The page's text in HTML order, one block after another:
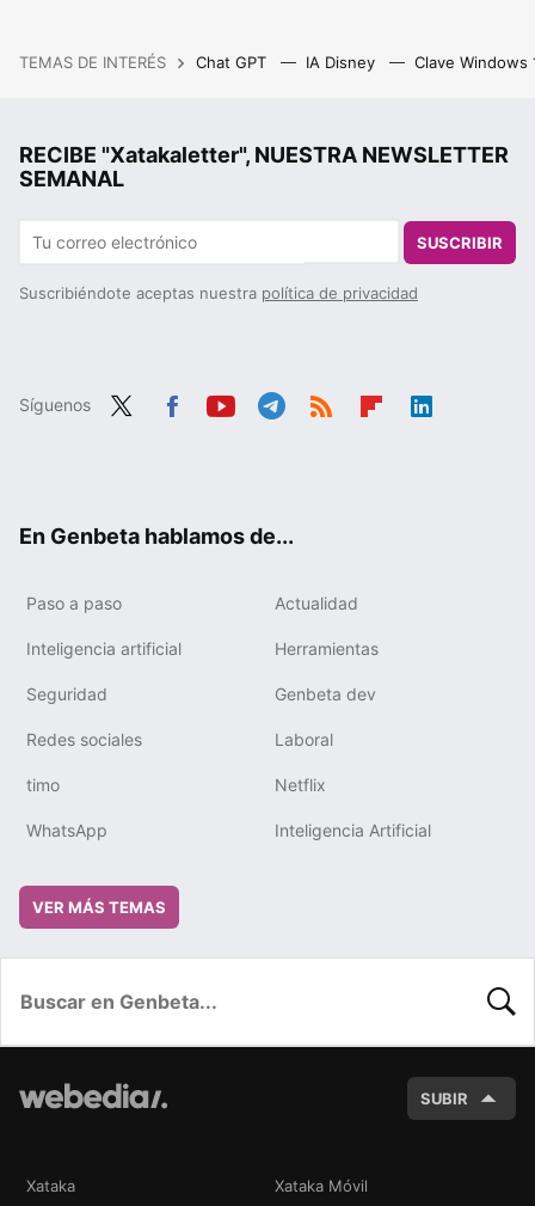
TEMAS DE INTERÉS Chat GPT IA Disney Clave Windows
RECIBE "Xatakaletter", NUESTRA NEWSLETTER
SEMANAL
SUSCRIBIR
Suscribiéndote aceptas nuestra política de privacidad
Síguenos
En Genbeta hablamos de...
Paso a paso Actualidad
Inteligencia artificial Herramientas
Seguridad Genbeta dev
Redes sociales Laboral
timo Netflix
WhatsApp Inteligencia Artificial
VER MÁS TEMAS
SUBIR
Xataka Xataka Móvil